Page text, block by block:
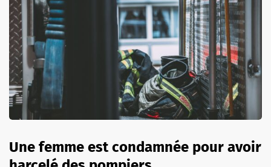
Une femme est condamnée pour avoir